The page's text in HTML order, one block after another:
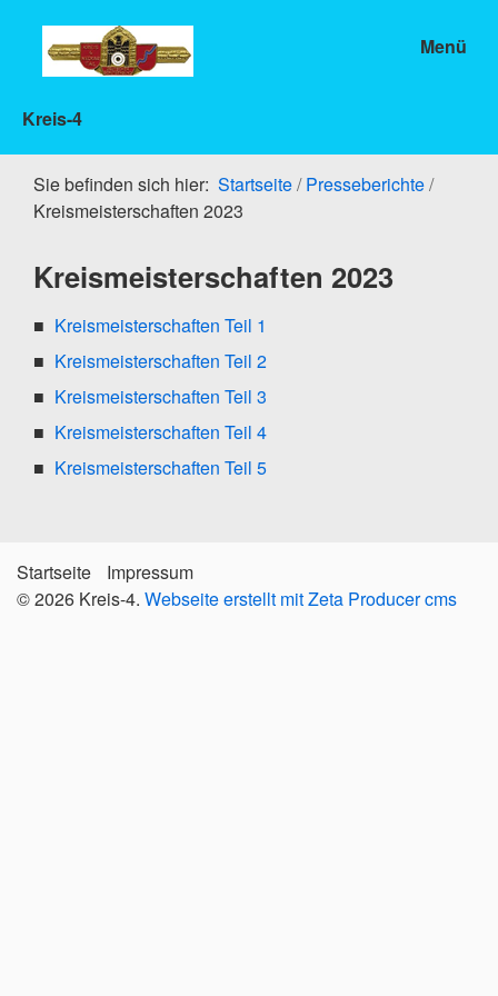
Kreis-4
Menü
Sie befinden sich hier: Startseite/ Presseberichte/
Kreismeisterschaften 2023
Kreismeisterschaften 2023
Kreismeisterschaften Teil 1
Kreismeisterschaften Teil 2
Kreismeisterschaften Teil 3
Kreismeisterschaften Teil 4
Kreismeisterschaften Teil 5
Startseite
Impressum
© 2026 Kreis-4. Webseite erstellt mit Zeta Producer cms